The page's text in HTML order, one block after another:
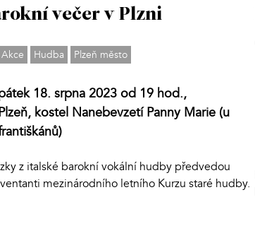
večer v Plzni
Akce Hudba Plzeň město
18. srpna 2023 od 19 hod.,
kostel Nanebevzetí Panny Marie (u
z italské barokní vokální hudby předvedou
mezinárodního letního Kurzu staré hudby.